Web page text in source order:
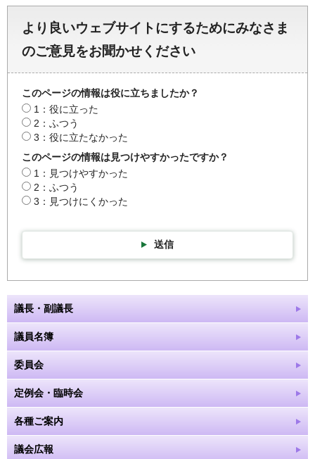
より良いウェブサイトにするためにみなさま
のご意見をお聞かせください
このページの情報は役に立ちましたか？
1：役に立った
2：ふつう
3：役に立たなかった
このページの情報は見つけやすかったですか？
1：見つけやすかった
2：ふつう
3：見つけにくかった
送信
議長・副議長
議員名簿
委員会
定例会・臨時会
各種ご案内
議会広報